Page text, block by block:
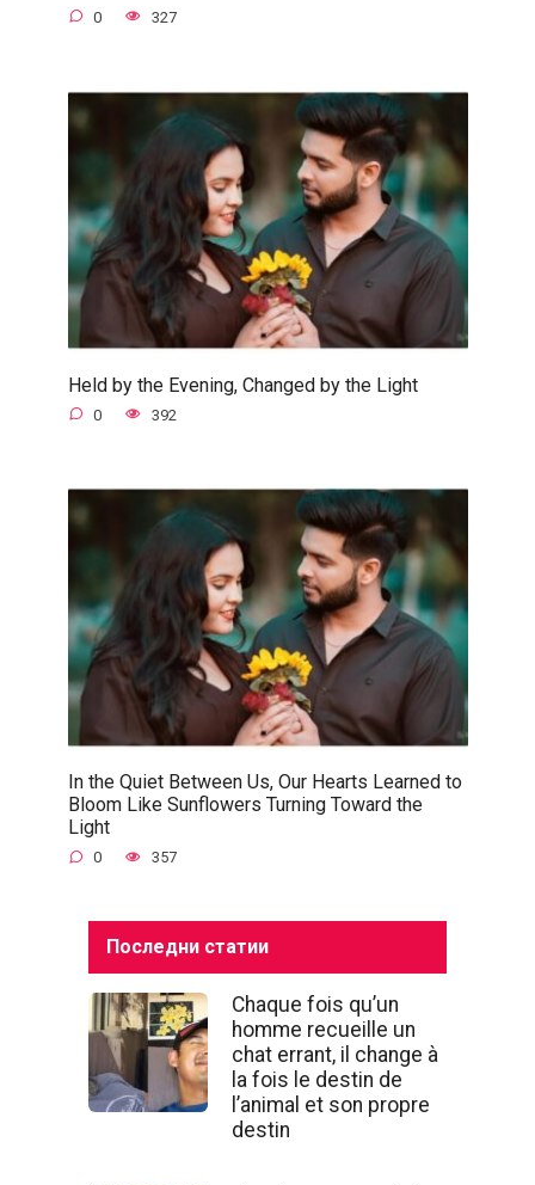
0 327
Held by the Evening, Changed by the Light
0 392
In the Quiet Between Us, Our Hearts Learned to
Bloom Like Sunflowers Turning Toward the
Light
0 357
Последни статии
Chaque fois qu’un
homme recueille un
chat errant, il change à
la fois le destin de
l’animal et son propre
destin